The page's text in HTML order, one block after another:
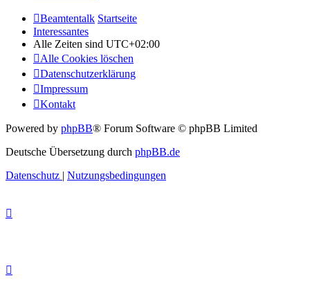
Beamtentalk Startseite
Interessantes
Alle Zeiten sind UTC+02:00
Alle Cookies löschen
Datenschutzerklärung
Impressum
Kontakt
Powered by phpBB® Forum Software © phpBB Limited
Deutsche Übersetzung durch phpBB.de
Datenschutz | Nutzungsbedingungen